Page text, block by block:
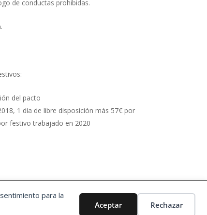
para la
Aceptar Rechazar
de conductas prohibidas.
del pacto
1 día de libre disposición más 57€ por
festivo trabajado en 2020